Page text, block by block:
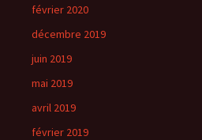
février 2020
décembre 2019
juin 2019
mai 2019
avril 2019
février 2019